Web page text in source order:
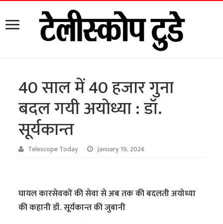
40 साल में 40 हजार गुना
बदल गयी अयोध्या : डॉ.
सूर्यकान्त
Telescope Today January 19, 2024
घायल कारसेवकों की सेवा से अब तक की बदलती अयोध्या
की कहानी डॉ. सूर्यकान्त की जुबानी